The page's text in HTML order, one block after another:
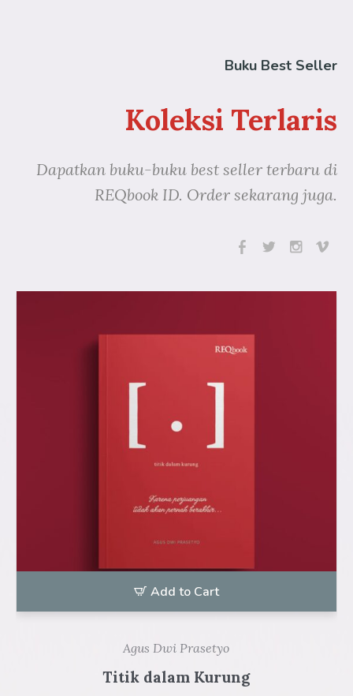
Buku Best Seller
Koleksi Terlaris
Dapatkan buku-buku best seller terbaru di
REQbook ID. Order sekarang juga.
Add to Cart
Agus Dwi Prasetyo
Titik dalam Kurung